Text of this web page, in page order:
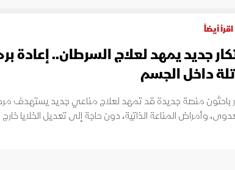
اقرأ أيضاً
جديد يمهد لعلاج السرطان.. إعادة
داخل الجسم
باحثون منصة جديدة قد تمهد لعلاج مناعي جديد يستهدف
وأمراض المناعة الذاتية، دون حاجة إلى تعديل الخلايا